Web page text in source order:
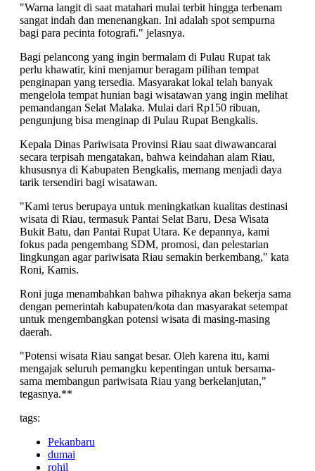
"Warna langit di saat matahari mulai terbit hingga terbenam
sangat indah dan menenangkan. Ini adalah spot sempurna
bagi para pecinta fotografi." jelasnya.
Bagi pelancong yang ingin bermalam di Pulau Rupat tak
perlu khawatir, kini menjamur beragam pilihan tempat
penginapan yang tersedia. Masyarakat lokal telah banyak
mengelola tempat hunian bagi wisatawan yang ingin melihat
pemandangan Selat Malaka. Mulai dari Rp150 ribuan,
pengunjung bisa menginap di Pulau Rupat Bengkalis.
Kepala Dinas Pariwisata Provinsi Riau saat diwawancarai
secara terpisah mengatakan, bahwa keindahan alam Riau,
khususnya di Kabupaten Bengkalis, memang menjadi daya
tarik tersendiri bagi wisatawan.
"Kami terus berupaya untuk meningkatkan kualitas destinasi
wisata di Riau, termasuk Pantai Selat Baru, Desa Wisata
Bukit Batu, dan Pantai Rupat Utara. Ke depannya, kami
fokus pada pengembang SDM, promosi, dan pelestarian
lingkungan agar pariwisata Riau semakin berkembang," kata
Roni, Kamis.
Roni juga menambahkan bahwa pihaknya akan bekerja sama
dengan pemerintah kabupaten/kota dan masyarakat setempat
untuk mengembangkan potensi wisata di masing-masing
daerah.
"Potensi wisata Riau sangat besar. Oleh karena itu, kami
mengajak seluruh pemangku kepentingan untuk bersama-
sama membangun pariwisata Riau yang berkelanjutan,"
tegasnya.**
tags:
Pekanbaru
dumai
rohil